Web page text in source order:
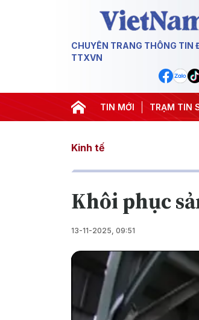
CHUYÊN TRANG THÔNG TIN
TTXVN
TIN MỚI TRẠM TIN
#Chống khai thác IUU #Căng
Kinh tế
Khôi phục
13-11-2025, 09:51